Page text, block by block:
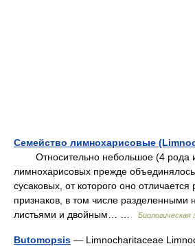
Семейство лимнохарисовые
Относительно небольшое (4 рода и
лимнохарисовых прежде
сусаковых, от которого оно
признаков, в том числе разделенными
листьями и двойным… …
Биологическая
Butomopsis — Limnocharitaceae